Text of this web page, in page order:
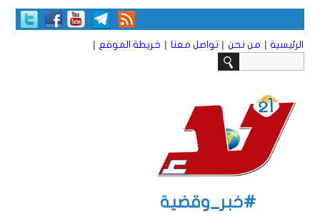
الرئيسية | من نحن | تواصل معنا | خريطة الموقع |
#خبر_وقضية